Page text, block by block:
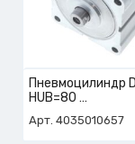
Пневмоцилиндр
HUB=80
Арт. 4035010657